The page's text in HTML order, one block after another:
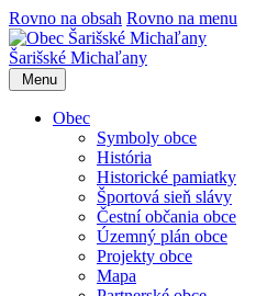
Rovno na obsah Rovno na menu
Šarišské Michaľany
Menu
Obec
Symboly obce
História
Historické pamiatky
Športová sieň slávy
Čestní občania obce
Územný plán obce
Projekty obce
Mapa